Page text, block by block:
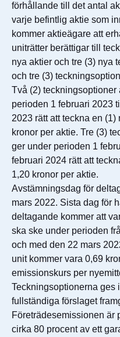
förhållande till det antal
varje befintlig aktie som
kommer aktieägare att
uniträtter berättigar till
nya aktier och tre (3) nya
och tre (3)
Två (2) teckningsoptioner
perioden 1 februari 2023
2023 rätt att teckna en
kronor per aktie. Tre (3)
ger under perioden 1
februari 2024 rätt att
1,20 kronor per aktie.
Avstämningsdag för
mars 2022. Sista dag för
deltagande kommer att
ska ske under perioden
och med den 22 mars
unit kommer vara 0,69
emissionskurs per
Teckningsoptionerna ges
fullständiga förslaget
Företrädesemissionen är
cirka 80 procent av ett